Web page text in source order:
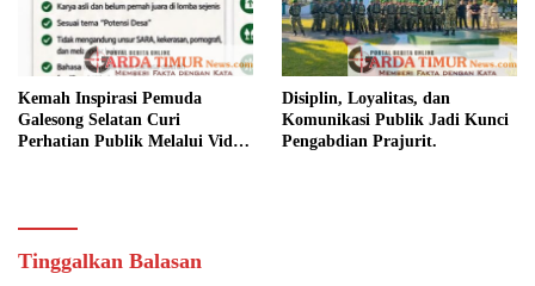
Kemah Inspirasi Pemuda
Galesong Selatan Curi
Perhatian Publik Melalui Video
Disiplin, Loyalitas, dan
Komunikasi Publik Jadi Kunci
Pengabdian Prajurit.
Tinggalkan Balasan